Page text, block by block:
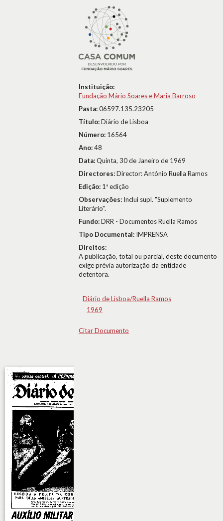
Instituição:
Fundação Mário Soares e Maria Barroso
Pasta:06597.135.23205
Título:Diário de Lisboa
Número: 16564
Ano:48
Data:Quinta, 30 de Janeiro de 1969
Directores:Director: António Ruella Ramos
Edição: 1ª edição
Observações: Inclui supl. "Suplemento
Literário".
Fundo:DRR - Documentos Ruella Ramos
Tipo Documental: IMPRENSA
Direitos:
A publicação, total ou parcial, deste documento
exige prévia autorização da entidade
detentora.
Diário de Lisboa/Ruella Ramos
1969
Citar Documento